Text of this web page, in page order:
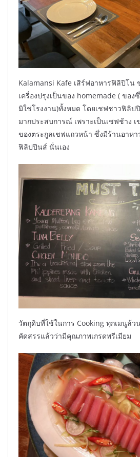
Kalamansi Kafe เสิร์ฟอาหารฟิลิปิโน
เครื่องปรุงเป็นของ homemade ( ของ
มิใช่โรงงาน)ทั้งหมด โดยเชฟชาวฟิลิ
มากประสบการณ์ เพราะเป็นเชฟช้าง เ
ของตระกูลเชฟแถวหน้า ซึ่งมีร้านอาห
ฟิลิปปินส์ นั่นเอง
วัตถุดิบที่ใช้ในการ Cooking ทุกเมนูล้ว
คัดสรรแล้วว่ามีคุณภาพเกรดพรีเมียม